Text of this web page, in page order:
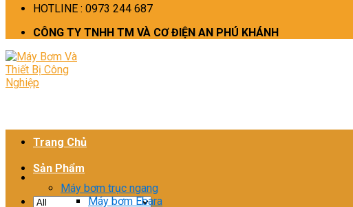
HOTLINE : 0973 244 687
CÔNG TY TNHH TM VÀ CƠ ĐIỆN AN PHÚ KHÁNH
Trang Chủ
Sản Phẩm
Máy bơm trục ngang
Máy bơm Ebara